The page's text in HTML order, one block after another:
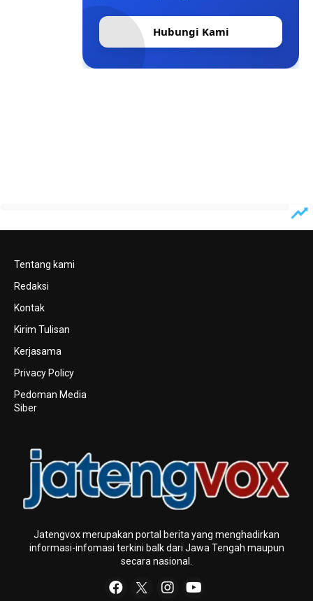
Hubungi Kami
Tentang kami
Redaksi
Kontak
Kirim Tulisan
Kerjasama
Privacy Policy
Pedoman Media
Siber
Jatengvox merupakan portal berita yang menghadirkan
informasi-infomasi terkini baIk dari Jawa Tengah maupun
secara nasional.